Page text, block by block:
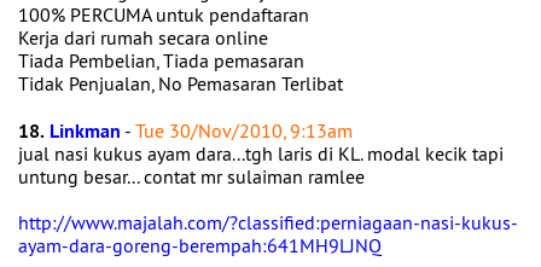
100% PERCUMA untuk pendaftaran
Kerja dari rumah secara online
Tiada Pembelian, Tiada pemasaran
Tidak Penjualan, No Pemasaran Terlibat
18. Linkman - Tue 30/Nov/2010, 9:13am
jual nasi kukus ayam dara...tgh laris di KL. modal kecik tapi
untung besar... contat mr sulaiman ramlee
http://www.majalah.com/?classified:perniagaan-nasi-kukus-
ayam-dara-goreng-berempah:641MH9LJNQ